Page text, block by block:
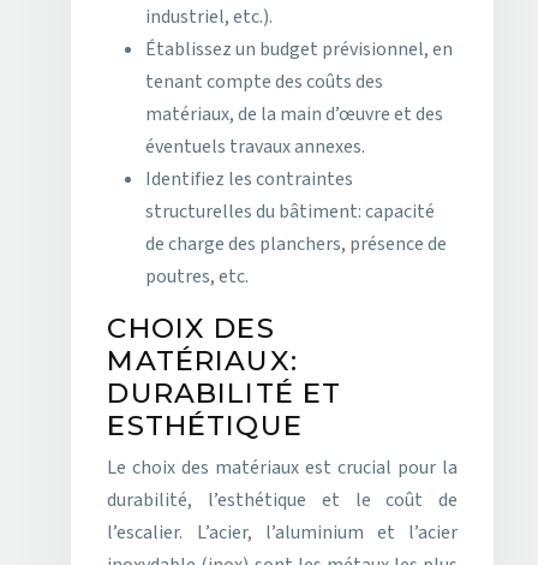
industriel, etc.).
Établissez un budget prévisionnel, en
tenant compte des coûts des
matériaux, de la main d’œuvre et des
éventuels travaux annexes.
Identifiez les contraintes
structurelles du bâtiment: capacité
de charge des planchers, présence de
poutres, etc.
CHOIX DES
MATÉRIAUX:
DURABILITÉ ET
ESTHÉTIQUE
Le choix des matériaux est crucial pour la
durabilité, l’esthétique et le coût de
l’escalier. L’acier, l’aluminium et l’acier